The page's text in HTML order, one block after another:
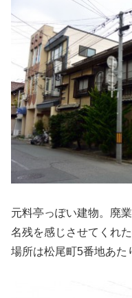
元料亭っぽい建物。廃
名残を感じさせてくれた
場所は松尾町5番地あた